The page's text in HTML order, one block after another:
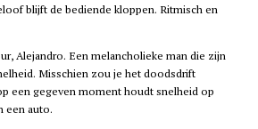
blijft de bediende kloppen. Ritmisch en
Alejandro. Een melancholieke man die zijn
Misschien zou je het doodsdrift
een gegeven moment houdt snelheid op
een auto.